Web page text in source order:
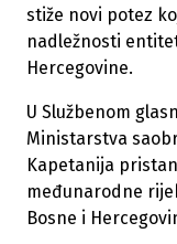
stiže novi potez
nadležnosti
Hercegovine.
U Službenom
Ministarstva
Kapetanija
međunarodne
Bosne i